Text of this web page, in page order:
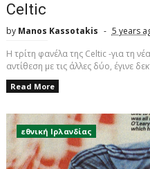
Celtic
by Manos Kassotakis
5 years
Η τρίτη φανέλα της Celtic -για τη
αντίθεση με τις άλλες δύο, έγινε
Read More
εθνική Ιρλανδίας